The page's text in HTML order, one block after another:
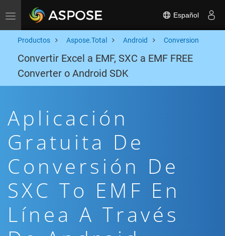
Toggle navigation Español
Productos Aspose.Total Android Conversion
Convertir Excel a EMF, SXC a EMF FREE
Converter o Android SDK
Aplicación
Gratuita De
Conversión De
SXC To EMF En
Línea A Través